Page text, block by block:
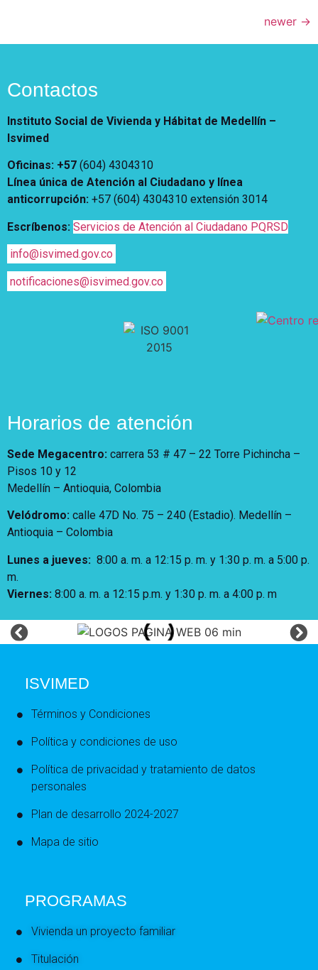
newer →
Contactos
Instituto Social de Vivienda y Hábitat de Medellín –
Isvimed
Oficinas: +57 (604) 4304310
Línea única de Atención al Ciudadano y línea
anticorrupción: +57 (604) 4304310 extensión 3014
Escríbenos: Servicios de Atención al Ciudadano PQRSD
info@isvimed.gov.co
notificaciones@isvimed.gov.co
Horarios de atención
Sede Megacentro: carrera 53 # 47 – 22 Torre Pichincha –
Pisos 10 y 12
Medellín – Antioquia, Colombia
Velódromo: calle 47D No. 75 – 240 (Estadio). Medellín –
Antioquia – Colombia
Lunes a jueves: 8:00 a. m. a 12:15 p. m. y 1:30 p. m. a 5:00 p.
m.
Viernes: 8:00 a. m. a 12:15 p.m. y 1:30 p. m. a 4:00 p. m
ISVIMED
Términos y Condiciones
Política y condiciones de uso
Política de privacidad y tratamiento de datos
personales
Plan de desarrollo 2024-2027
Mapa de sitio
PROGRAMAS
Vivienda un proyecto familiar
Titulación